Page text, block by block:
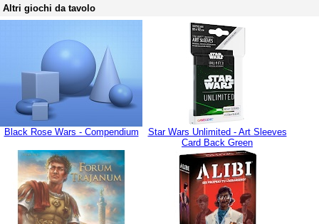
Altri giochi da tavolo
Black Rose Wars - Compendium
Star Wars Unlimited - Art Sleeves
Card Back Green